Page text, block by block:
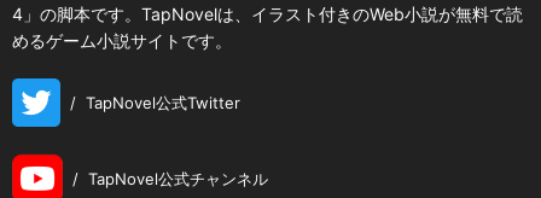
4」の脚本です。TapNovelは、イラスト付きのWeb小説が無料で読
めるゲーム小説サイトです。
/ TapNovel公式Twitter
/ TapNovel公式チャンネル